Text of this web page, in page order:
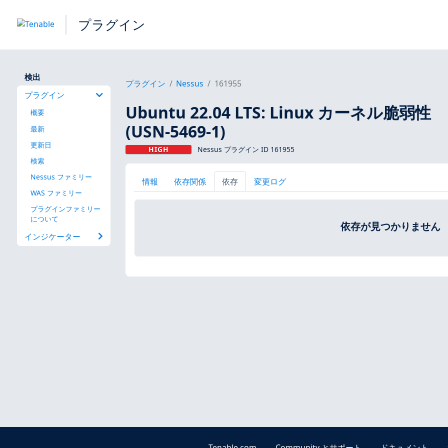
プラグイン
検出
プラグイン
概要
最新
更新日
検索
Nessus ファミリー
WAS ファミリー
プラグインファミリー
について
インジケーター
プラグイン Nessus 161955
Ubuntu 22.04 LTS: Linux カーネル脆弱性
(USN-5469-1)
HIGH Nessus プラグイン ID 161955
情報 依存関係 依存 変更ログ
依存が見つかりません